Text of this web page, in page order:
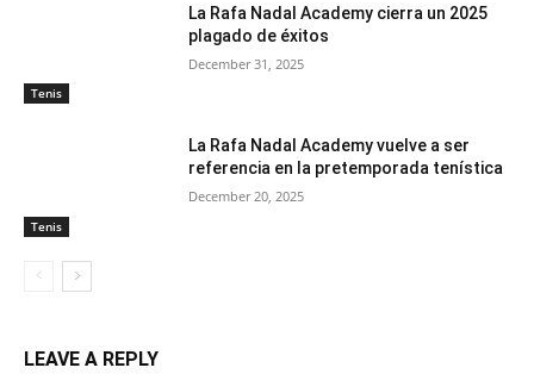
Tenis
La Rafa Nadal Academy cierra un 2025
plagado de éxitos
December 31, 2025
Tenis
La Rafa Nadal Academy vuelve a ser
referencia en la pretemporada tenística
December 20, 2025
LEAVE A REPLY